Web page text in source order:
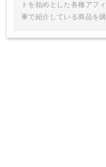
トを始めとした各種アフ
事で紹介している商品を